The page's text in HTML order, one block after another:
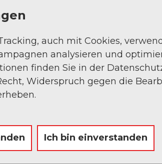
Dez
auch mit Cookies,
analysieren und
finden Sie in der
Widerspruch gegen die
Ich bin einverstanden